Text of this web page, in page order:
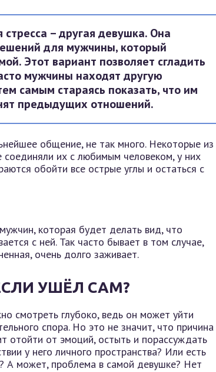
– другая девушка. Она
для мужчины, который
Этот вариант позволяет сгладить
мужчины находят другую
самым стараясь показать, что им
предыдущих отношений.
общение, не так много. Некоторые из
соединяли их с любимым человеком, у них
обойти все острые углы и остаться с
которая будет делать вид, что
с ней. Так часто бывает в том случае,
очень долго заживает.
УШЁЛ САМ?
смотреть глубоко, ведь он может уйти
спора. Но это не значит, что причина
отойти от эмоций, остыть и порассуждать
у него личного пространства? Или есть
А может, проблема в самой девушке? Нет